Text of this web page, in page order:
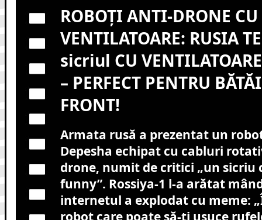
ROBOȚI ANTI-DRONE CU
VENTILATOARE: RUSIA
sicriul CU
– PERFECT PENTRU
FRONT!
Armata rusă a prezentat un
Depesha echipat cu cabluri
drone, numit de critici „un sicriu
funny”. Rossiya-1 l-a arătat
internetul a explodat cu meme:
robot care poate să-ți usuce